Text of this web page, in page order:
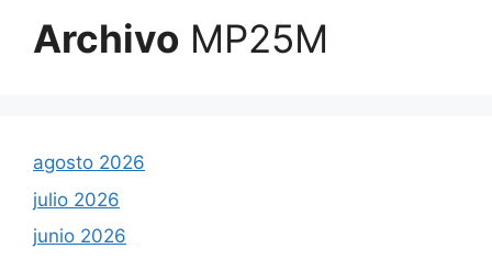
Archivo MP25M
agosto 2026
julio 2026
junio 2026